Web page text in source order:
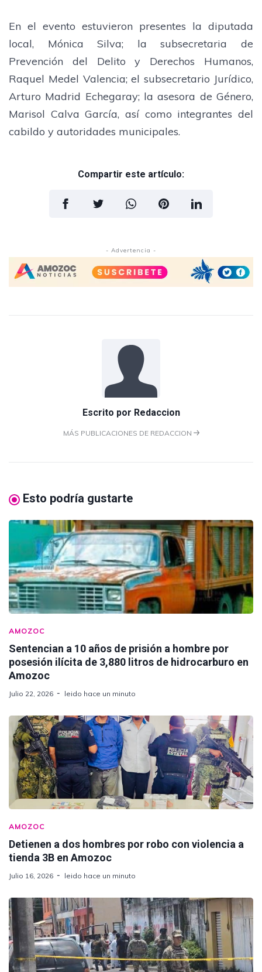
En el evento estuvieron presentes la diputada
local, Mónica Silva; la subsecretaria de
Prevención del Delito y Derechos Humanos,
Raquel Medel Valencia; el subsecretario Jurídico,
Arturo Madrid Echegaray; la asesora de Género,
Marisol Calva García, así como integrantes del
cabildo y autoridades municipales.
Compartir este artículo:
- Advertencia -
Escrito por Redaccion
MÁS PUBLICACIONES DE REDACCION
Esto podría gustarte
AMOZOC
Sentencian a 10 años de prisión a hombre por
posesión ilícita de 3,880 litros de hidrocarburo en
Amozoc
Julio 22, 2026 leido hace un minuto
AMOZOC
Detienen a dos hombres por robo con violencia a
tienda 3B en Amozoc
Julio 16, 2026 leido hace un minuto